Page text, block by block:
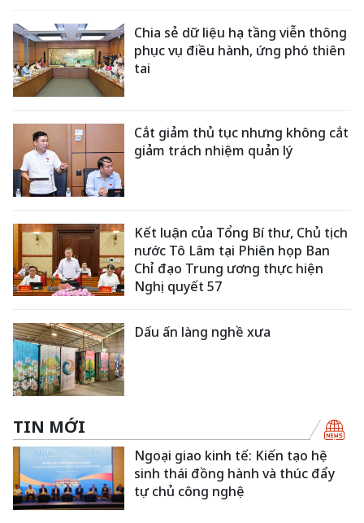
Chia sẻ dữ liệu hạ tầng viễn thông
phục vụ điều hành, ứng phó thiên
tai
Cắt giảm thủ tục nhưng không cắt
giảm trách nhiệm quản lý
Kết luận của Tổng Bí thư, Chủ tịch
nước Tô Lâm tại Phiên họp Ban
Chỉ đạo Trung ương thực hiện
Nghị quyết 57
Dấu ấn làng nghề xưa
TIN MỚI
Ngoại giao kinh tế: Kiến tạo hệ
sinh thái đồng hành và thúc đẩy
tự chủ công nghệ